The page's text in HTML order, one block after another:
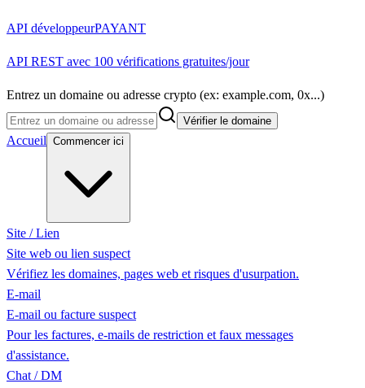
API développeurPAYANT
API REST avec 100 vérifications gratuites/jour
Entrez un domaine ou adresse crypto (ex: example.com, 0x...)
Vérifier le domaine
Accueil Commencer ici
Site / Lien
Site web ou lien suspect
Vérifiez les domaines, pages web et risques d'usurpation.
E-mail
E-mail ou facture suspect
Pour les factures, e-mails de restriction et faux messages
d'assistance.
Chat / DM